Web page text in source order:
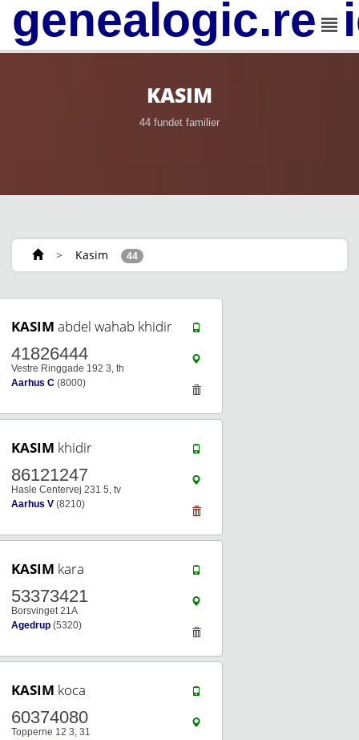
KASIM
44 fundet familier
> Kasim 44
KASIM abdel wahab khidir
41826444
Vestre Ringgade 192 3, th
Aarhus C (8000)
KASIM khidir
86121247
Hasle Centervej 231 5, tv
Aarhus V (8210)
KASIM kara
53373421
Borsvinget 21A
Agedrup (5320)
KASIM koca
60374080
Topperne 12 3, 31